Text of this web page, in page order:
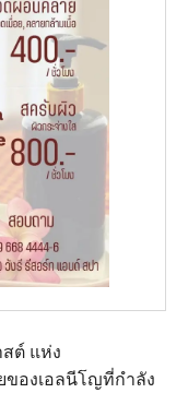
ต์ แห่ง
ของเอลนีโญที่กำลัง